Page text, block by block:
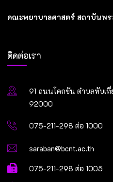
คณะพยาบาลศาสตร์ สถาบันพ
ติดต่อเรา
91 ถนนโคกขัน ตำบลทับเที่
92000
075-211-298 ต่อ 1000
saraban@bcnt.ac.th
075-211-298 ต่อ 1005